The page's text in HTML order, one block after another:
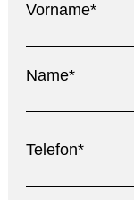
Vorname*
Name*
Telefon*